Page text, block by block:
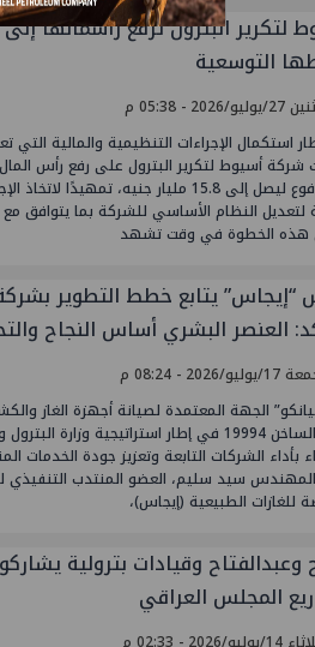
التوسعية
2026 - 05:38 م
استكمال الإجراءات التنظيمية والمالية التي
شركة أسيوط لتكرير البترول على رفع رأس
والمدفوع ليصل إلى 15.8 مليار جنيه، تمهيدًا
لتعديل النظام الأساسي للشركة بما يتوافق مع
هذه الخطوة في وقت تشهد
“إيجاس” يتابع خطط التطوير
العنصر البشري أساس النجاح
لتطوير الخدمات2026 - 08:24 م
الجهة المعتمدة لصيانة أجهزة الغاز
الخط الساخن 19994 في إطار استراتيجية وزارة
بأداء الشركات التابعة وتعزيز جودة الخدمات
سيد سليم، العضو المنتدب التنفيذي
للغازات الطبيعية (إيجاس)،
وعبدالفتاح وقيادات بترولية
المجلس العراقي